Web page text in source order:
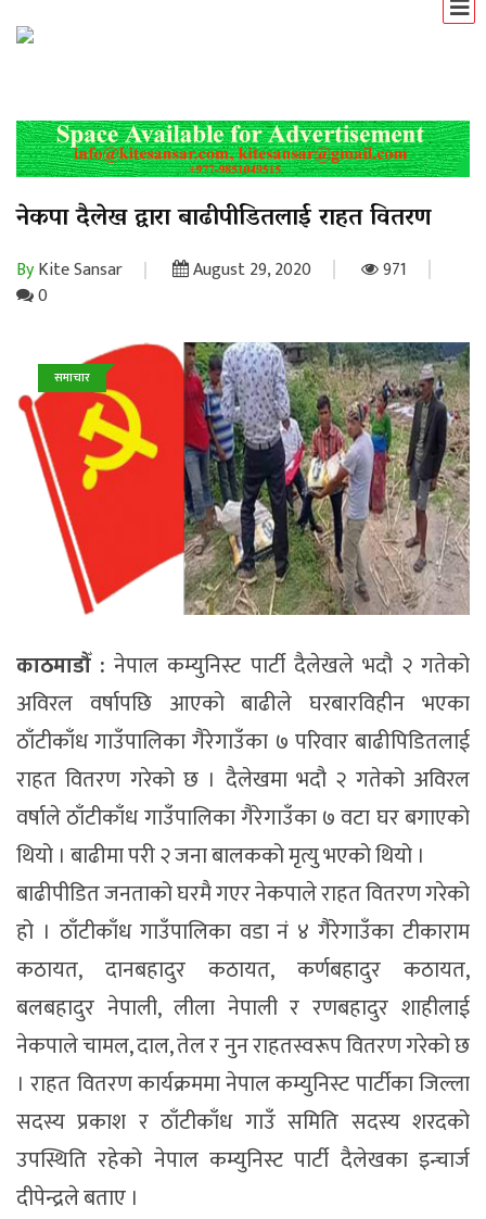
नेकपा दैलेख द्वारा बाढीपीडितलाई राहत वितरण
ByKite Sansar August 29, 2020
971
0
समाचार
काठमाडौँ : नेपाल कम्युनिस्ट पार्टी दैलेखले भदौ २ गतेको
अविरल वर्षापछि आएको बाढीले घरबारविहीन भएका
ठाँटीकाँध गाउँपालिका गैरेगाउँका ७ परिवार बाढीपिडितलाई
राहत वितरण गरेको छ । दैलेखमा भदौ २ गतेको अविरल
वर्षाले ठाँटीकाँध गाउँपालिका गैरेगाउँका ७ वटा घर बगाएको
थियो । बाढीमा परी २ जना बालकको मृत्यु भएको थियो ।
बाढीपीडित जनताको घरमै गएर नेकपाले राहत वितरण गरेको
हो । ठाँटीकाँध गाउँपालिका वडा नं ४ गैरेगाउँका टीकाराम
कठायत, दानबहादुर कठायत, कर्णबहादुर कठायत,
बलबहादुर नेपाली, लीला नेपाली र रणबहादुर शाहीलाई
नेकपाले चामल, दाल, तेल र नुन राहतस्वरूप वितरण गरेको छ
। राहत वितरण कार्यक्रममा नेपाल कम्युनिस्ट पार्टीका जिल्ला
सदस्य प्रकाश र ठाँटीकाँध गाउँ समिति सदस्य शरदको
उपस्थिति रहेको नेपाल कम्युनिस्ट पार्टी दैलेखका इन्चार्ज
दीपेन्द्रले बताए ।